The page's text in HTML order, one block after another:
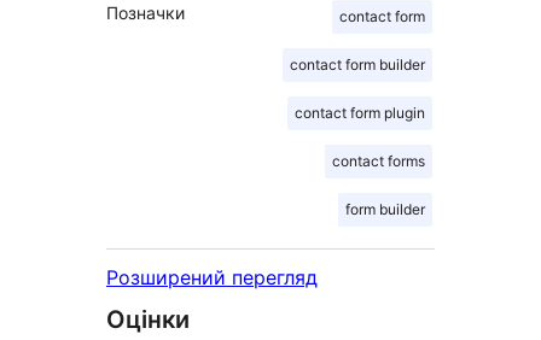
Позначки contact form
contact form builder
contact form plugin
contact forms
form builder
Розширений перегляд
Оцінки